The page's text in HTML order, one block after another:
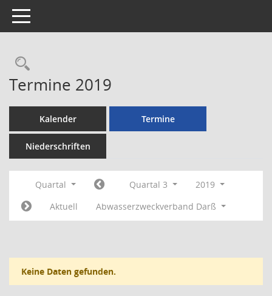
Toggle navigation
Rechercheauswahl
Termine 2019
Kalender Termine
Niederschriften
Quartal Quartal 3
2019
Aktuell
Abwasserzweckverband Darß
Keine Daten gefunden.